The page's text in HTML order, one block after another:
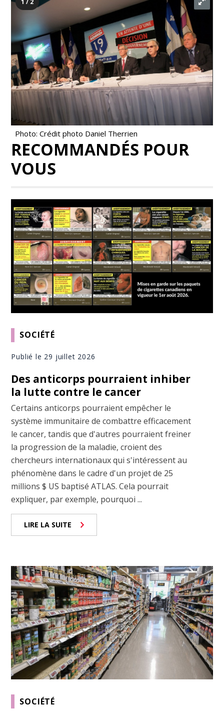
1 / 2
Photo: Crédit photo Daniel Therrien
RECOMMANDÉS POUR
VOUS
SOCIÉTÉ
Publié le 29 juillet 2026
Des anticorps pourraient inhiber
la lutte contre le cancer
Certains anticorps pourraient empêcher le
système immunitaire de combattre efficacement
le cancer, tandis que d'autres pourraient freiner
la progression de la maladie, croient des
chercheurs internationaux qui s'intéressent au
phénomène dans le cadre d'un projet de 25
millions $ US baptisé ATLAS. Cela pourrait
expliquer, par exemple, pourquoi ...
LIRE LA SUITE
SOCIÉTÉ